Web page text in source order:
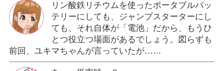
リン酸鉄リチウムを使ったポータブルバッ
テリーにしても、ジャンプスターターにし
ても、それ自体が「電池」だから、もうひ
とつ役立つ場面があるでしょう。図らずも
前回、ユキマちゃんが言っていたが……